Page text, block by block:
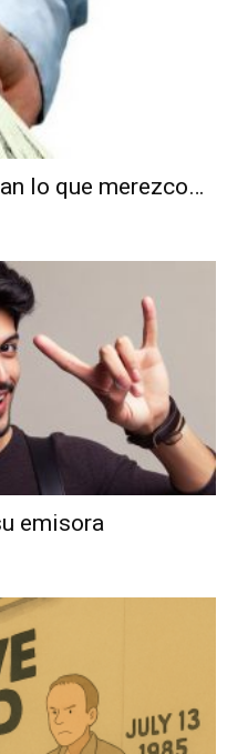
lo que merezco…
emisora